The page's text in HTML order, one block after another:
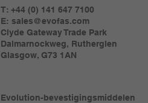
T: +44 (0) 141 647 7100
E:sales@evofas.com
Clyde Gateway Trade Park
Dalmarnockweg, Rutherglen
Glasgow, G73 1AN
Evolution-bevestigingsmiddelen